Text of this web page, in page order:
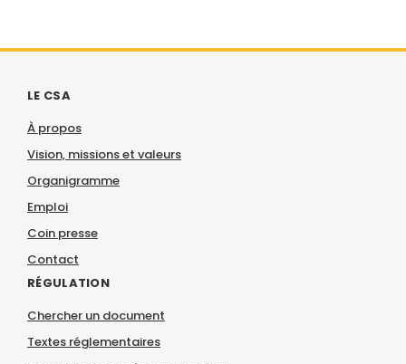
LE CSA
À propos
Vision, missions et valeurs
Organigramme
Emploi
Coin presse
Contact
RÉGULATION
Chercher un document
Textes réglementaires